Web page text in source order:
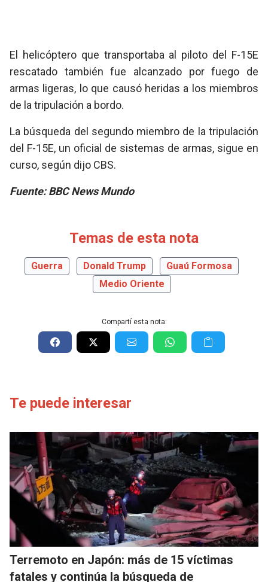
El helicóptero que transportaba al piloto del F-15E
rescatado también fue alcanzado por fuego de
armas ligeras, lo que causó heridas a los miembros
de la tripulación a bordo.
La búsqueda del segundo miembro de la tripulación
del F-15E, un oficial de sistemas de armas, sigue en
curso, según dijo CBS.
Fuente: BBC News Mundo
Temas de esta nota
Guerra Donald Trump
Guaú Formosa
Medio Oriente
Compartí esta nota:
Te puede interesar
Terremoto en Japón: más de 15 víctimas
fatales y continúa la búsqueda de